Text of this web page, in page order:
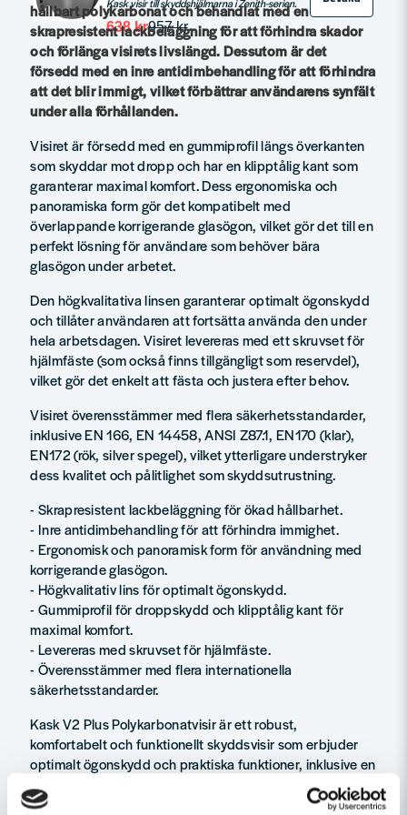
957 kr
638 kr
hållbart polykarbonat och behandlat med en
skrapresistent lackbeläggning för att förhindra skador
och förlänga visirets livslängd. Dessutom är det
försedd med en inre antidimbehandling för att förhindra
att det blir immigt, vilket förbättrar användarens synfält
under alla förhållanden.
Visiret är försedd med en gummiprofil längs överkanten
som skyddar mot dropp och har en klipptålig kant som
garanterar maximal komfort. Dess ergonomiska och
panoramiska form gör det kompatibelt med
överlappande korrigerande glasögon, vilket gör det till en
perfekt lösning för användare som behöver bära
glasögon under arbetet.
Den högkvalitativa linsen garanterar optimalt ögonskydd
och tillåter användaren att fortsätta använda den under
hela arbetsdagen. Visiret levereras med ett skruvset för
hjälmfäste (som också finns tillgängligt som reservdel),
vilket gör det enkelt att fästa och justera efter behov.
Visiret överensstämmer med flera säkerhetsstandarder,
inklusive EN 166, EN 14458, ANSI Z87.1, EN170 (klar),
EN172 (rök, silver spegel), vilket ytterligare understryker
dess kvalitet och pålitlighet som skyddsutrustning.
- Skrapresistent lackbeläggning för ökad hållbarhet.
- Inre antidimbehandling för att förhindra immighet.
- Ergonomisk och panoramisk form för användning med
korrigerande glasögon.
- Högkvalitativ lins för optimalt ögonskydd.
- Gummiprofil för droppskydd och klipptålig kant för
maximal komfort.
- Levereras med skruvset för hjälmfäste.
- Överensstämmer med flera internationella
säkerhetsstandarder.
Kask V2 Plus Polykarbonatvisir är ett robust,
komfortabelt och funktionellt skyddsvisir som erbjuder
optimalt ögonskydd och praktiska funktioner, inklusive en
skrapresistent beläggning, antidimbehandling och
kompatibilitet med korrigerande glasögon.